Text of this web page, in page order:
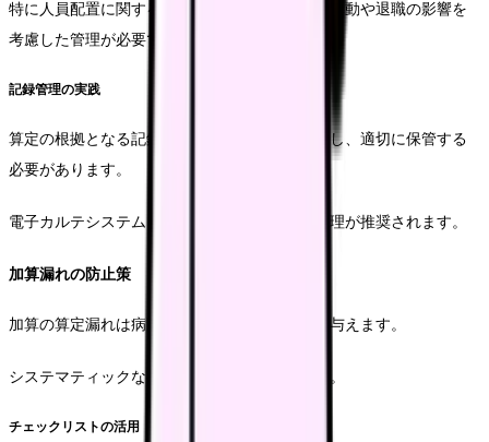
特に人員配置に関する要件については、職員の異動や退職の影響を
考慮した管理が必要です。
記録管理の実践
算定の根拠となる記録は、正確かつ迅速に作成し、適切に保管する
必要があります。
電子カルテシステムを活用した効率的な記録管理が推奨されます。
加算漏れの防止策
加算の算定漏れは病院の収益に直接的な影響を与えます。
システマティックな確認体制の構築が重要です。
チェックリストの活用